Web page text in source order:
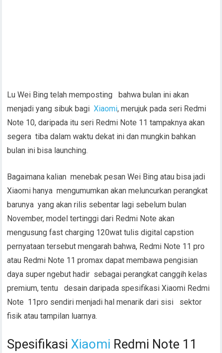
Lu Wei Bing telah memposting bahwa bulan ini akan
menjadi yang sibuk bagiXiaomi, merujuk pada seri Redmi
Note 10, daripada itu seri Redmi Note 11 tampaknya akan
segera tiba dalam waktu dekat ini dan mungkin bahkan
bulan ini bisa launching.
Bagaimana kalian menebak pesan Wei Bing atau bisa jadi
Xiaomi hanya mengumumkan akan meluncurkan perangkat
barunya yang akan rilis sebentar lagi sebelum bulan
November, model tertinggi dari Redmi Note akan
mengusung fast charging 120wat tulis digital capstion
pernyataan tersebut mengarah bahwa, Redmi Note 11 pro
atau Redmi Note 11 promax dapat membawa pengisian
daya super ngebut hadir sebagai perangkat canggih kelas
premium, tentu desain daripada spesifikasi Xiaomi Redmi
Note 11pro sendiri menjadi hal menarik dari sisi sektor
fisik atau tampilan luarnya.
Spesifikasi Xiaomi Redmi Note 11